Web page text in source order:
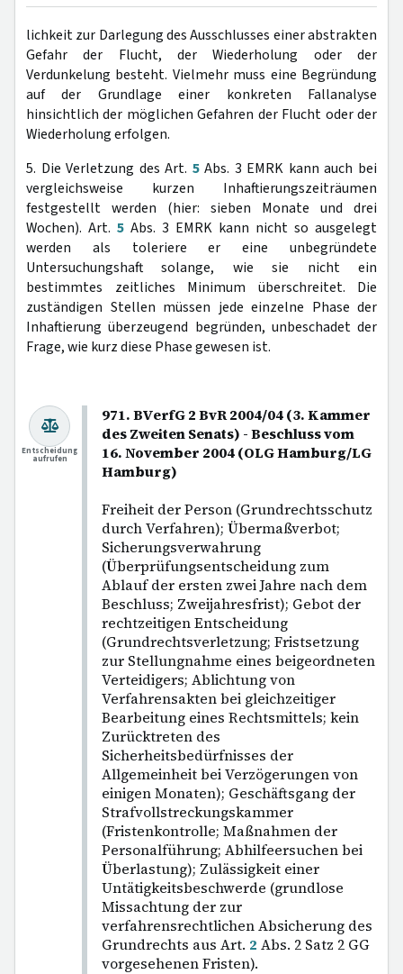
lichkeit zur Darlegung des Ausschlusses einer abstrakten
Gefahr der Flucht, der Wiederholung oder der
Verdunkelung besteht. Vielmehr muss eine Begründung
auf der Grundlage einer konkreten Fallanalyse
hinsichtlich der möglichen Gefahren der Flucht oder der
Wiederholung erfolgen.
5. Die Verletzung des Art. 5Abs. 3 EMRK kann auch bei
vergleichsweise kurzen Inhaftierungszeiträumen
festgestellt werden (hier: sieben Monate und drei
Wochen). Art. 5 Abs. 3 EMRK kann nicht so ausgelegt
werden als toleriere er eine unbegründete
Untersuchungshaft solange, wie sie nicht ein
bestimmtes zeitliches Minimum überschreitet. Die
zuständigen Stellen müssen jede einzelne Phase der
Inhaftierung überzeugend begründen, unbeschadet der
Frage, wie kurz diese Phase gewesen ist.
971. BVerfG 2 BvR 2004/04 (3. Kammer
des Zweiten Senats) - Beschluss vom
16. November 2004 (OLG Hamburg/LG
Hamburg)
Freiheit der Person (Grundrechtsschutz
durch Verfahren); Übermaßverbot;
Sicherungsverwahrung
(Überprüfungsentscheidung zum
Ablauf der ersten zwei Jahre nach dem
Beschluss; Zweijahresfrist); Gebot der
rechtzeitigen Entscheidung
(Grundrechtsverletzung; Fristsetzung
zur Stellungnahme eines beigeordneten
Verteidigers; Ablichtung von
Verfahrensakten bei gleichzeitiger
Bearbeitung eines Rechtsmittels; kein
Zurücktreten des
Sicherheitsbedürfnisses der
Allgemeinheit bei Verzögerungen von
einigen Monaten); Geschäftsgang der
Strafvollstreckungskammer
(Fristenkontrolle; Maßnahmen der
Personalführung; Abhilfeersuchen bei
Überlastung); Zulässigkeit einer
Untätigkeitsbeschwerde (grundlose
Missachtung der zur
verfahrensrechtlichen Absicherung des
Grundrechts aus Art. 2 Abs. 2 Satz 2 GG
vorgesehenen Fristen).
Entscheidung
aufrufen